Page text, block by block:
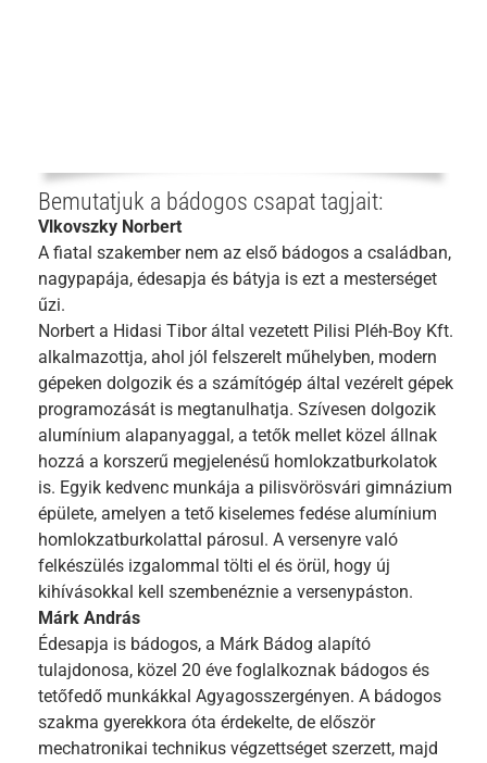
Bemutatjuk a bádogos csapat tagjait:
Vlkovszky Norbert
A fiatal szakember nem az első bádogos a családban,
nagypapája, édesapja és bátyja is ezt a mesterséget
űzi.
Norbert a Hidasi Tibor által vezetett Pilisi Pléh-Boy Kft.
alkalmazottja, ahol jól felszerelt műhelyben, modern
gépeken dolgozik és a számítógép által vezérelt gépek
programozását is megtanulhatja. Szívesen dolgozik
alumínium alapanyaggal, a tetők mellet közel állnak
hozzá a korszerű megjelenésű homlokzatburkolatok
is. Egyik kedvenc munkája a pilisvörösvári gimnázium
épülete, amelyen a tető kiselemes fedése alumínium
homlokzatburkolattal párosul. A versenyre való
felkészülés izgalommal tölti el és örül, hogy új
kihívásokkal kell szembenéznie a versenypáston.
Márk András
Édesapja is bádogos, a Márk Bádog alapító
tulajdonosa, közel 20 éve foglalkoznak bádogos és
tetőfedő munkákkal Agyagosszergényen. A bádogos
szakma gyerekkora óta érdekelte, de először
mechatronikai technikus végzettséget szerzett, majd